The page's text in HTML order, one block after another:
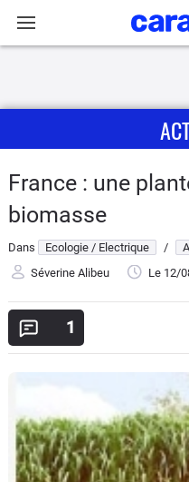
Actu
Essais
Guide
Electriques
Flottes
Auto
France : une
biomasse
Dans Ecologie / Electrique /
Séverine Alibeu
Le 12/
1